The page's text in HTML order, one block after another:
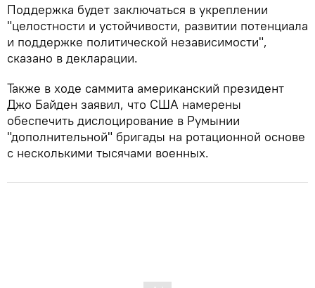
Поддержка будет заключаться в укреплении
"целостности и устойчивости, развитии потенциала
и поддержке политической независимости",
сказано в декларации.
Также в ходе саммита американский президент
Джо Байден заявил, что США намерены
обеспечить дислоцирование в Румынии
"дополнительной" бригады на ротационной основе
с несколькими тысячами военных.